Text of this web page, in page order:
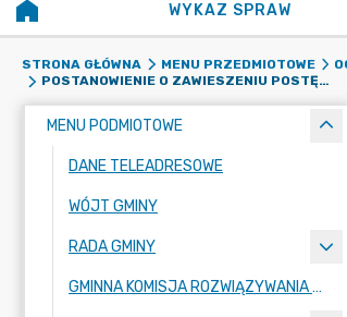
WYKAZ SPRAW
STRONA GŁÓWNA MENU PRZEDMIOTOWE
POSTANOWIENIE O ZAWIESZENIU POSTĘPOWANIA W SPRAWIE WYDANIA DECYZJI O ŚRODOWISKOWYCH UWARUNKOWANIACH DLA PRZEDSIĘWZIĘCIA POLEGAJĄCEGO NA BUDOWIE I EKSPLOATACJI LAKIERNI PROSZKOWEJ W RADZIEJOWICACH PRZY UL. PRZEMYSŁOWEJ 2.
MENU PODMIOTOWE
DANE TELEADRESOWE
WÓJT GMINY
RADA GMINY
GMINNA KOMISJA ROZWIĄZYWANIA PROBLEMÓW ALKOHOLOWYCH